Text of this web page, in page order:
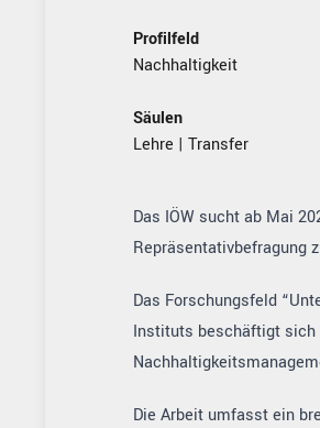
Profilfeld
Nachhaltigkeit
Säulen
Lehre | Transfer
Das IÖW sucht ab Mai
Repräsentativbefragung
Das Forschungsfeld
Instituts beschäftigt sich
Die Arbeit umfasst ein